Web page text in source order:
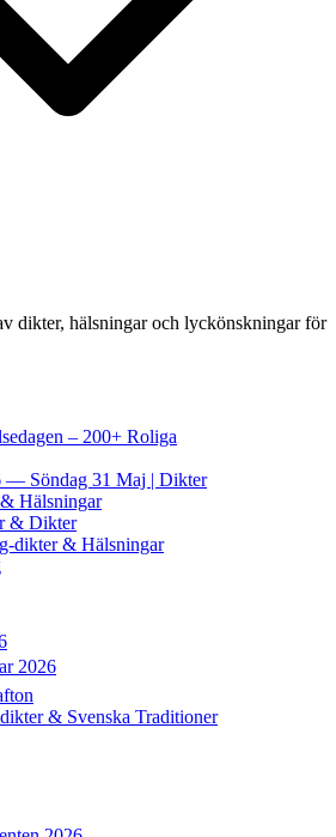
dikter, hälsningar och lyckönskningar för
– 200+ Roliga
— Söndag 31 Maj | Dikter
Hälsningar
& Dikter
dikter & Hälsningar
2026
& Svenska Traditioner